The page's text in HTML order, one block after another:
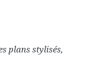
plans stylisés,